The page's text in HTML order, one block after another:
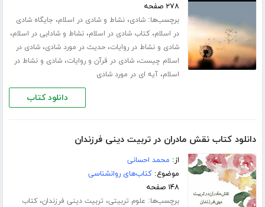
۲۷۸ صفحه
برچسب‌ها:شادی،نشاط و شادی در اسلام، جایگاه شادی
در اسلام،کتاب شادی در اسلام،نشاط و شادابی در اسلام،
شادی و نشاط در روایات،حدیث در مورد شادی،شادی در
اسلام چیست،شادی در قرآن و روایات،شادی و نشاط در
اسلام،آیه ای در مورد شادی
دانلود کتاب
دانلود کتاب نقش مادران در تربیت دینی فرزندان
از: محمد احسانی
موضوع:کتاب‌های روانشناسی
۱۴۸ صفحه
برچسب‌ها: علوم تربیتی، تربیت دینی فرزندان،کتاب